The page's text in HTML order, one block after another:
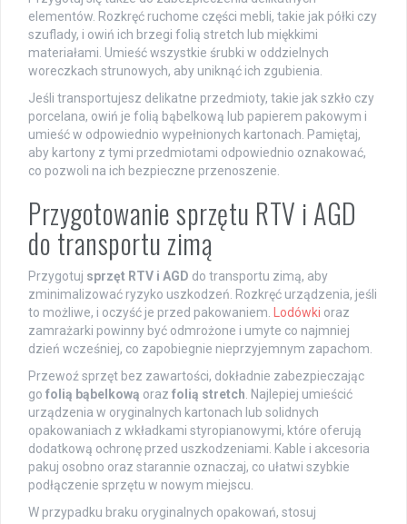
elementów. Rozkręć ruchome części mebli, takie jak półki czy
szuflady, i owiń ich brzegi folią stretch lub miękkimi
materiałami. Umieść wszystkie śrubki w oddzielnych
woreczkach strunowych, aby uniknąć ich zgubienia.
Jeśli transportujesz delikatne przedmioty, takie jak szkło czy
porcelana, owiń je folią bąbelkową lub papierem pakowym i
umieść w odpowiednio wypełnionych kartonach. Pamiętaj,
aby kartony z tymi przedmiotami odpowiednio oznakować,
co pozwoli na ich bezpieczne przenoszenie.
Przygotowanie sprzętu RTV i AGD
do transportu zimą
Przygotuj sprzęt RTV i AGD do transportu zimą, aby
zminimalizować ryzyko uszkodzeń. Rozkręć urządzenia, jeśli
to możliwe, i oczyść je przed pakowaniem. Lodówki oraz
zamrażarki powinny być odmrożone i umyte co najmniej
dzień wcześniej, co zapobiegnie nieprzyjemnym zapachom.
Przewoź sprzęt bez zawartości, dokładnie zabezpieczając
go folią bąbelkową oraz folią stretch. Najlepiej umieścić
urządzenia w oryginalnych kartonach lub solidnych
opakowaniach z wkładkami styropianowymi, które oferują
dodatkową ochronę przed uszkodzeniami. Kable i akcesoria
pakuj osobno oraz starannie oznaczaj, co ułatwi szybkie
podłączenie sprzętu w nowym miejscu.
W przypadku braku oryginalnych opakowań, stosuj